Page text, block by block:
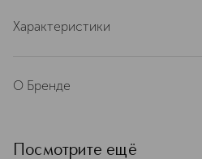
Характеристики
артикул
О Бренде
парфюмера
Посмотрите ещё